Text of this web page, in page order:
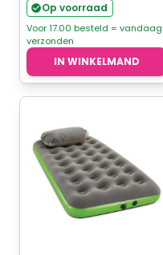
Op voorraad
Voor 17.00 besteld = vandaag
verzonden
IN WINKELMAND